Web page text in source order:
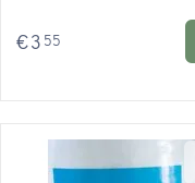
€3 55